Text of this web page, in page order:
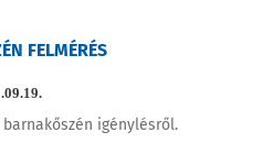
FELMÉRÉS
igénylésről.